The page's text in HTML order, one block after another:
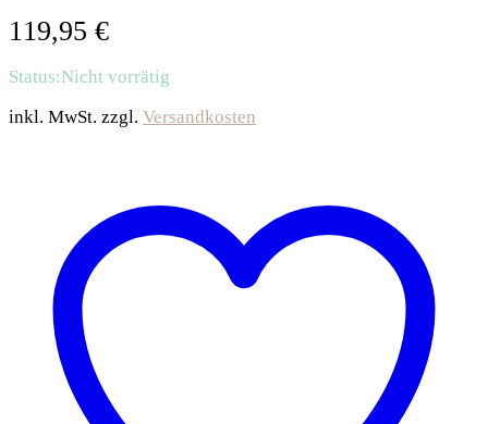
119,95 €
Status:Nicht vorrätig
inkl. MwSt. zzgl. Versandkosten